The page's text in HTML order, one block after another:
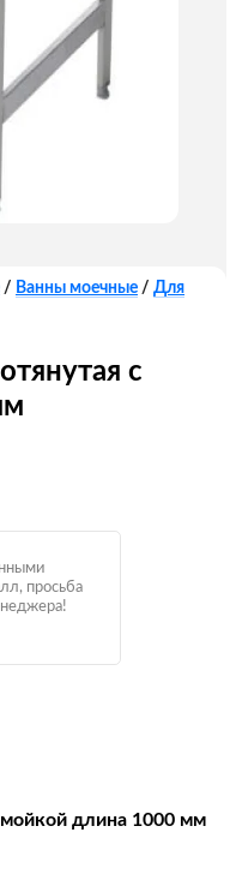
/ Ванны моечные / Для
с
просьба
мойкой длина 1000 мм